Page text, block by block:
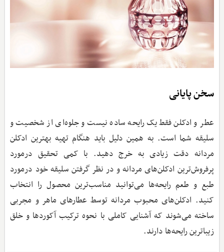
سخن پایانی
عطر و ادکلن فقط یک رایحه ساده نیست و جلوه‌ای از شخصیت و
سلیقه شما است. به همین دلیل باید هنگام تهیه بهترین ادکلن
مردانه دقت زیادی به خرج دهید. با کمی تحقیق درمورد
پرفروش‌ترین ادکلن‌های مردانه و در نظر گرفتن سلیقه خود درمورد
طبع و طعم رایحه‌ها می‌توانید مناسب‌ترین محصول را انتخاب
کنید. ادکلن‌های محبوب مردانه توسط عطارهای ماهر و مجربی
ساخته می‌شوند که آشنایی کاملی با نحوه ترکیب آکوردها و خلق
زیباترین رایحه‌ها دارند.